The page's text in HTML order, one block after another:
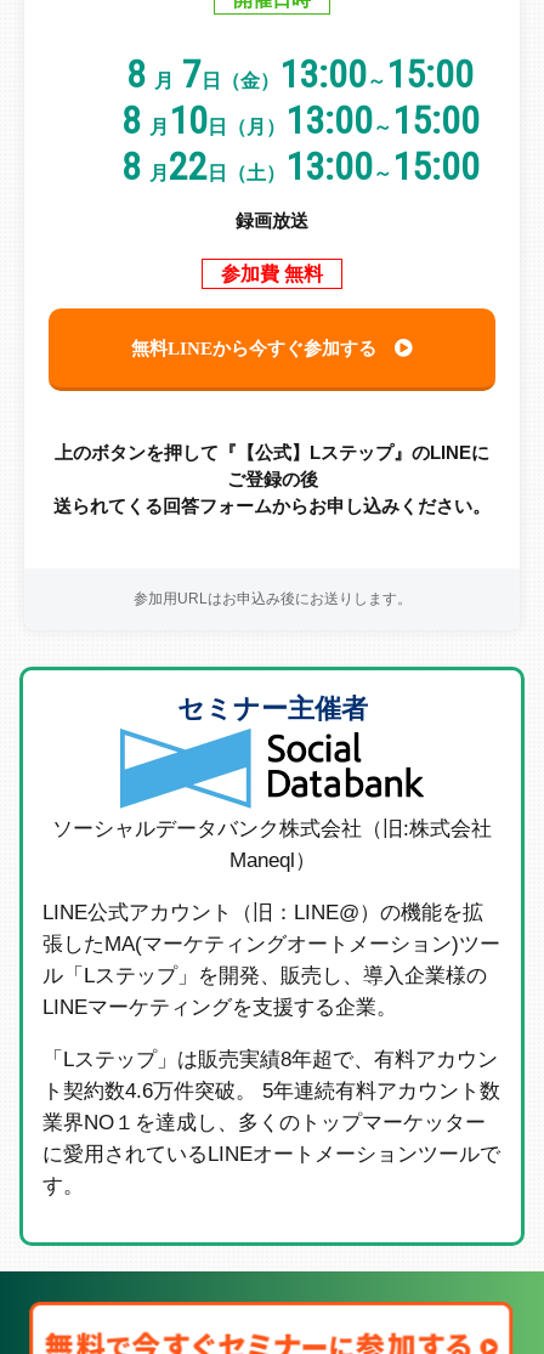
8 月 7 日（金） 13:00～ 15:00
8 月 10日（月） 13:00～ 15:00
8 月 22日（土） 13:00～ 15:00
録画放送
参加費 無料
無料LINEから今すぐ参加する
上のボタンを押して『【公式】Lステップ』のLINEに
ご登録の後
送られてくる回答フォームからお申し込みください。
参加用URLはお申込み後にお送りします。
セミナー主催者
ソーシャルデータバンク株式会社（旧:株式会社
Maneql）
LINE公式アカウント（旧：LINE@）の機能を拡
張したMA(マーケティングオートメーション)ツー
ル「Lステップ」を開発、販売し、導入企業様の
LINEマーケティングを支援する企業。
「Lステップ」は販売実績8年超で、有料アカウン
ト契約数4.6万件突破。 5年連続有料アカウント数
業界NO１を達成し、多くのトップマーケッター
に愛用されているLINEオートメーションツールで
す。